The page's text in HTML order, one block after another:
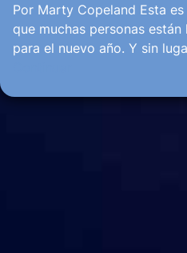
Por Marty Copeland Esta
que muchas personas
para el nuevo año. Y sin